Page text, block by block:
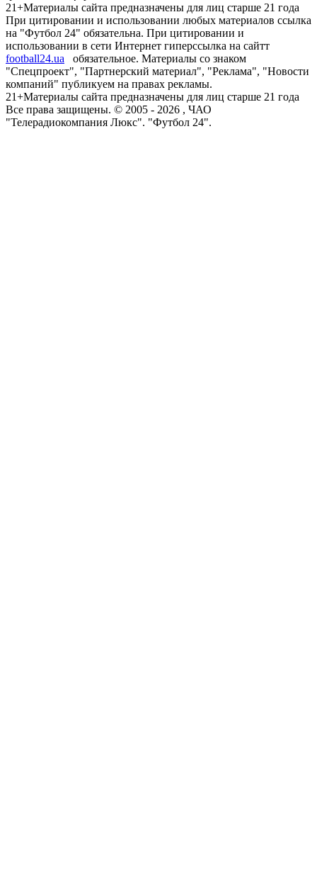
21+Материалы сайта предназначены для лиц старше 21 года
При цитировании и использовании любых материалов ссылка
на "Футбол 24" обязательна. При цитировании и
использовании в сети Интернет гиперссылка на сайтт
football24.ua
обязательное. Материалы со знаком
"Спецпроект", "Партнерский материал", "Реклама", "Новости
компаний" публикуем на правах рекламы.
21+Материалы сайта предназначены для лиц старше 21 года
Все права защищены. © 2005 - 2026 , ЧАО
"Телерадиокомпания Люкс". "Футбол 24".